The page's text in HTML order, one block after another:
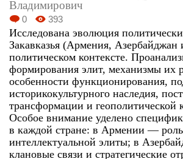
Владимирович
0 393
Исследована эволюция
Закавказья (Армения,
политическом контексте.
формирования элит, механизмы их
особенности функционирования,
историко­культурного наследия,
трансформации и геополитической
Особое внимание уделено
в каждой стране: в Армении —
интеллектуальной элиты; в
клановые связи и стратегические